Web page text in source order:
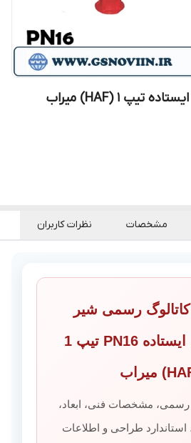
مشخصات نظرات کاربران
کاتالوگ رسمی شیر
آتش‌نشانی ایستاده PN16 تیپ 1
رسمی، مشخصات فنی، ابعاد،
استاندارد طراحی و اطلاعات